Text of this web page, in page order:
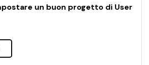
un buon progetto di User